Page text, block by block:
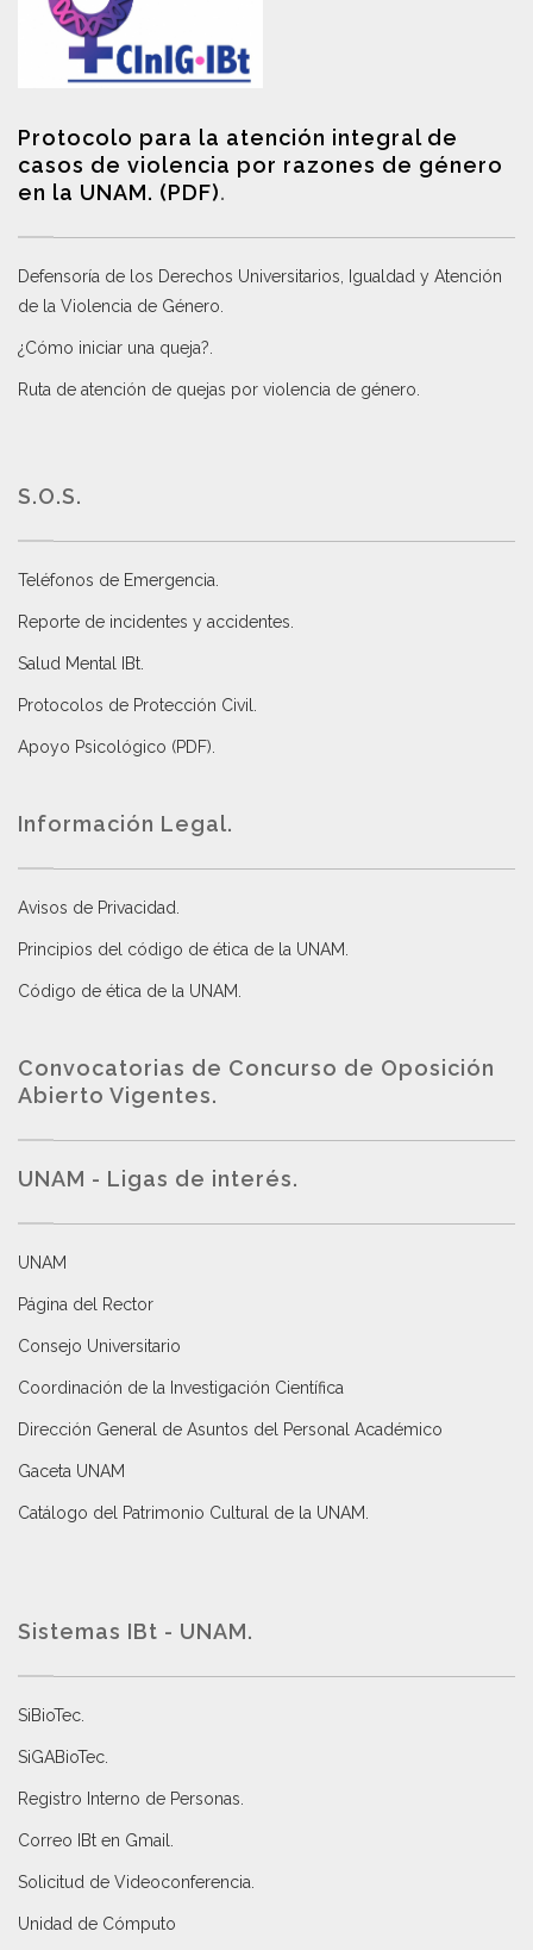
Protocolo para la atención integral de
casos de violencia por razones de género
en la UNAM. (PDF).
Defensoría de los Derechos Universitarios, Igualdad y Atención
de la Violencia de Género
¿Cómo iniciar una queja?
Ruta de atención de quejas por violencia de género
S.O.S.
Teléfonos de Emergencia.
Reporte de incidentes y accidentes
Salud Mental IBt
Protocolos de Protección Civil
Apoyo Psicológico (PDF)
Información Legal.
Avisos de Privacidad
Principios del código de ética de la UNAM
Código de ética de la UNAM
Convocatorias de Concurso de Oposición
Abierto Vigentes.
UNAM - Ligas de interés.
UNAM
Página del Rector
Consejo Universitario
Coordinación de la Investigación Científica
Dirección General de Asuntos del Personal Académico
Gaceta UNAM
Catálogo del Patrimonio Cultural de la UNAM.
Sistemas IBt - UNAM.
SiBioTec
SiGABioTec.
Registro Interno de Personas
Correo IBt en Gmail
Solicitud de Videoconferencia.
Unidad de Cómputo